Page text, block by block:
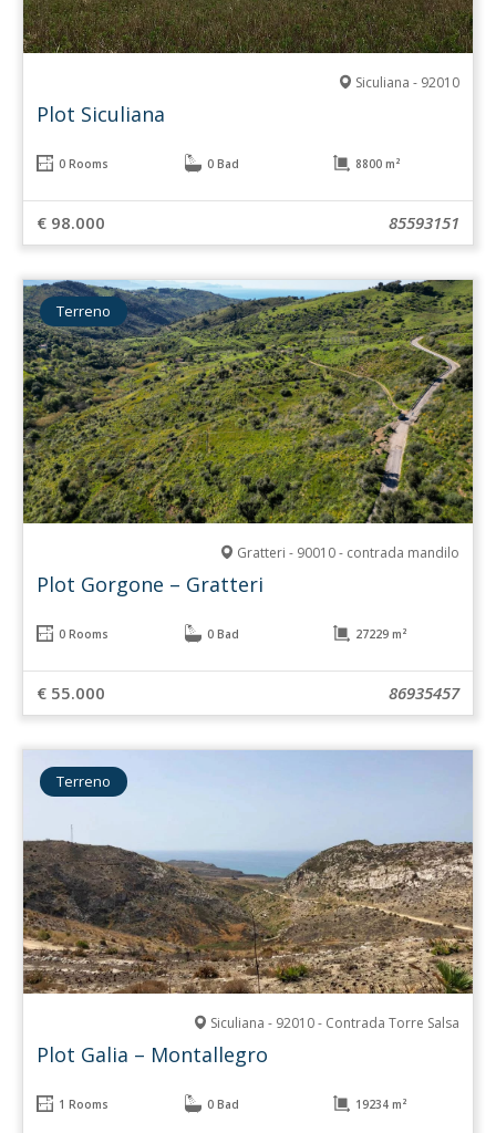
Siculiana - 92010
Plot Siculiana
0 Rooms 0 Bad 8800 m²
€ 98.000 85593151
Terreno
Gratteri - 90010 - contrada mandilo
Plot Gorgone – Gratteri
0 Rooms 0 Bad 27229 m²
€ 55.000 86935457
Terreno
Siculiana - 92010 - Contrada Torre Salsa
Plot Galia – Montallegro
1 Rooms 0 Bad 19234 m²